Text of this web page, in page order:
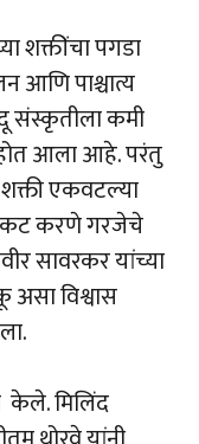
शक्तींचा पगडा
पाश्चात्य
संस्कृतीला कमी
होत आला आहे. परंतु
एकवटल्या
करणे गरजेचे
सावरकर यांच्या
विश्वास
केले. मिलिंद